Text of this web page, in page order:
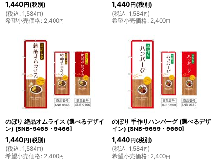
1,440 円 (税別)
(税込 : 1,584円)
希望小売価格: 2,400円
1,440 円 (税別)
(税込 : 1,584円)
希望小売価格: 2,400円
のぼり 絶品オムライス (選べるデザイ
ン) [SNB-9465・9466]
1,440 円 (税別)
(税込 : 1,584円)
希望小売価格: 2,400円
のぼり 手作りハンバーグ (選べるデザ
イン) [SNB-9659・9660]
1,440 円 (税別)
(税込 : 1,584円)
希望小売価格: 2,400円